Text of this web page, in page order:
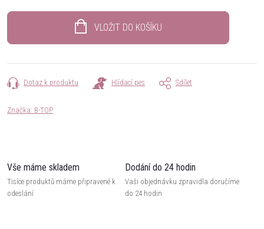
VLOŽIT DO KOŠÍKU
Dotaz k produktu Hlídací pes Sdílet
Značka: B-TOP
Vše máme skladem
Tisíce produktů máme připravené k
odeslání
Dodání do 24 hodin
Vaši objednávku zpravidla doručíme
do 24 hodin